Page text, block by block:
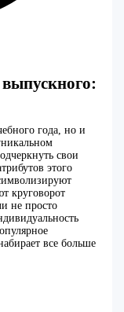
выпускного:
года, но и
свои
этого
круговорот
не просто
все больше